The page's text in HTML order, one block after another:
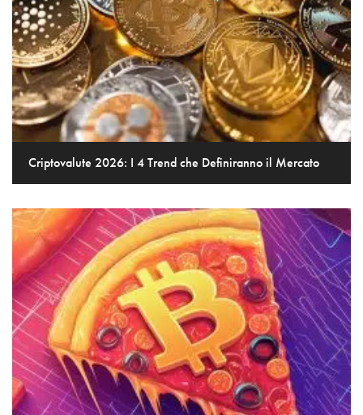
Criptovalute 2026: I 4 Trend che Definiranno il Mercato